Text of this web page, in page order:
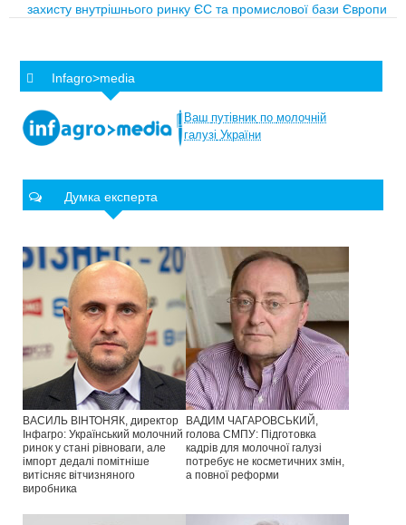
захисту внутрішнього ринку ЄС та промислової бази Європи
Infagro>media
Ваш путівник по молочній
галузі України
Думка експерта
ВАСИЛЬ ВІНТОНЯК, директор
Інфагро: Український молочний
ринок у стані рівноваги, але
імпорт дедалі помітніше
витісняє вітчизняного
виробника
ВАДИМ ЧАГАРОВСЬКИЙ,
голова СМПУ: Підготовка
кадрів для молочної галузі
потребує не косметичних змін,
а повної реформи